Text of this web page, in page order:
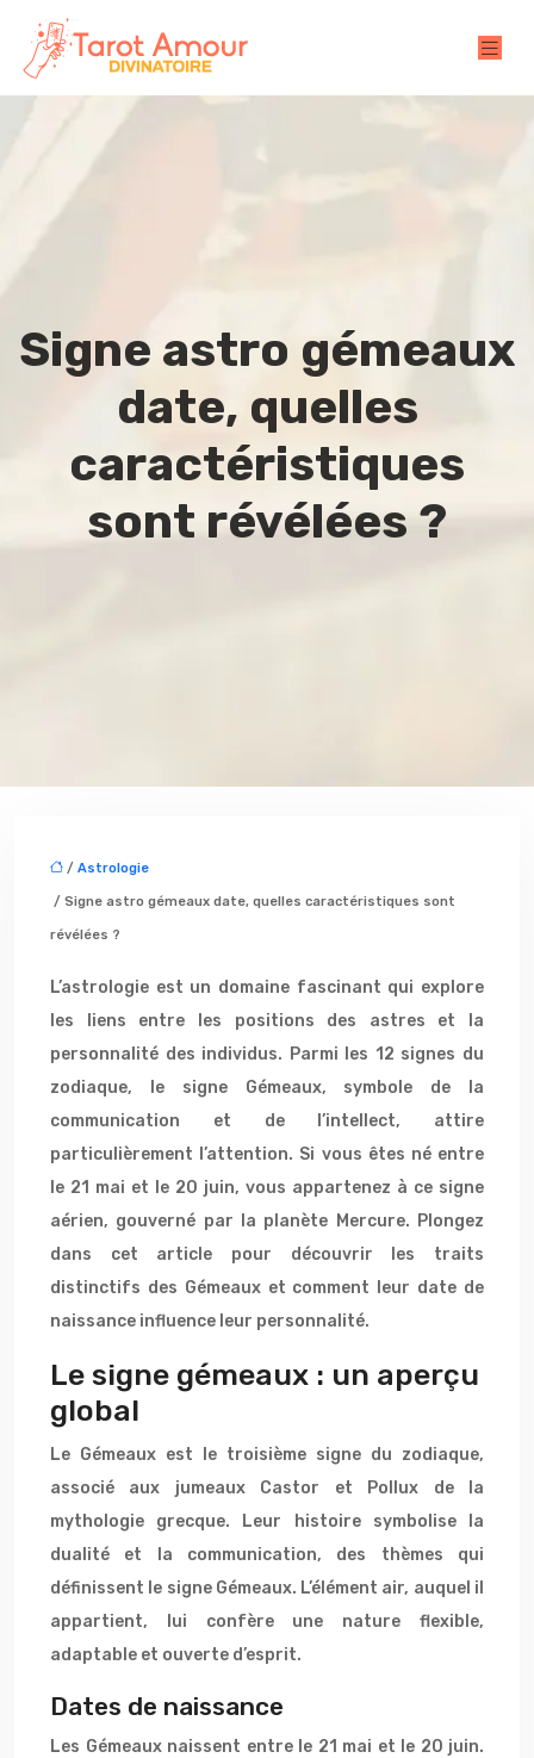
Signe astro gémeaux
date, quelles
caractéristiques
sont révélées ?
/ Astrologie
/ Signe astro gémeaux date, quelles caractéristiques sont
révélées ?
L’astrologie est un domaine fascinant qui explore
les liens entre les positions des astres et la
personnalité des individus. Parmi les 12 signes du
zodiaque, le signe Gémeaux, symbole de la
communication et de l’intellect, attire
particulièrement l’attention. Si vous êtes né entre
le 21 mai et le 20 juin, vous appartenez à ce signe
aérien, gouverné par la planète Mercure. Plongez
dans cet article pour découvrir les traits
distinctifs des Gémeaux et comment leur date de
naissance influence leur personnalité.
Le signe gémeaux : un aperçu
global
Le Gémeaux est le troisième signe du zodiaque,
associé aux jumeaux Castor et Pollux de la
mythologie grecque. Leur histoire symbolise la
dualité et la communication, des thèmes qui
définissent le signe Gémeaux. L’élément air, auquel il
appartient, lui confère une nature flexible,
adaptable et ouverte d’esprit.
Dates de naissance
Les Gémeaux naissent entre le 21 mai et le 20 juin.